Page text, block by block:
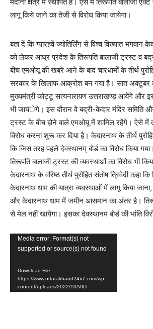
लागू किये जाने का तेजी से विरोध किया जायेगा।
बता दें कि ग्यारहवें ज्योतिर्लिंग से विश्व विख्यात भगवान
को लेकर आंध्र प्रदेश के तिरूपति बालाजी ट्रस्ट व
बीच एमओयू की खबरे आने के बाद चारधामों के तीर्थ
सरकार के खिलाफ आक्रोश बन गया है। सात
मुख्यमंत्री कोट्टू सत्यनारायण उत्तराखण्ड आयेंगे और
भी जायंेगे। इस दौरान वे बद्री-केदार मंदिर समिति
ट्रस्ट के बीच होने वाले एमओयू में शामिल रहेंगे। ऐसे में
विरोध करना शुरू कर दिया है। केदारनाथ के तीर्थ
कि जिस तरह पहले देवस्थानम् बोर्ड का विरोध किया
तिरूपति बालाजी ट्रस्ट की व्यवस्थाओं का विरोध भी
केदारनाथ के वरिष्ठ तीर्थ पुरोहित संतोष त्रिवेदी कहा
केदारनाथ धाम की यात्रा व्यवस्थाओं में लागू किया
और केदारनाथ धाम में जमीन आसमान का अंतर है।
से मेल नहीं खायेगा। इसका देवस्थानम बोर्ड की भांति
Video
Player
Media error: Format(s) not
supported or source(s) not found
Download File:
https://www.uttarakhand24x7.com/wp-
content/uploads/2022/10/VID-